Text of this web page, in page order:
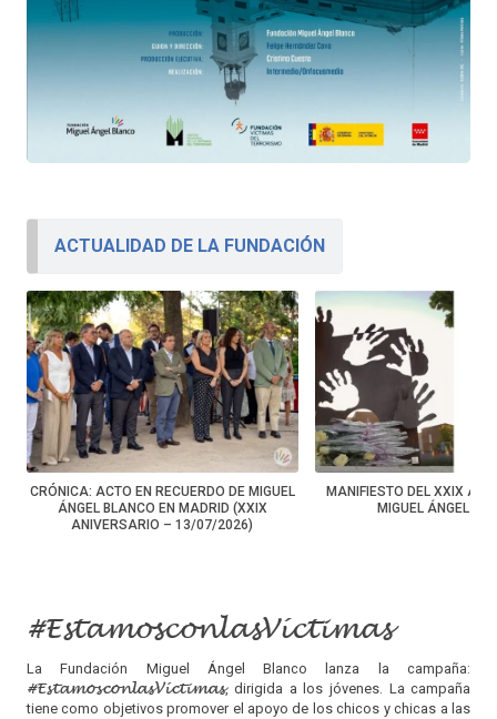
ACTUALIDAD DE LA FUNDACIÓN
CRÓNICA: ACTO EN RECUERDO DE MIGUEL
ÁNGEL BLANCO EN MADRID (XXIX
ANIVERSARIO – 13/07/2026)
MANIFIESTO DEL XXIX
MIGUEL ÁNGEL
#EstamosconlasVíctimas
La Fundación Miguel Ángel Blanco lanza la campaña:
#EstamosconlasVíctimas, dirigida a los jóvenes. La campaña
tiene como objetivos promover el apoyo de los chicos y chicas a las